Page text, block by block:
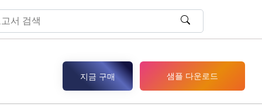
지금 구매 샘플 다운로드